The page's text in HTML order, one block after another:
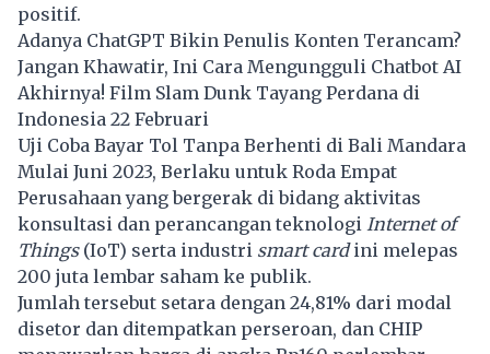
positif.
Adanya ChatGPT Bikin Penulis Konten Terancam?
Jangan Khawatir, Ini Cara Mengungguli Chatbot AI
Akhirnya! Film Slam Dunk Tayang Perdana di
Indonesia 22 Februari
Uji Coba Bayar Tol Tanpa Berhenti di Bali Mandara
Mulai Juni 2023, Berlaku untuk Roda Empat
Perusahaan yang bergerak di bidang aktivitas
konsultasi dan perancangan teknologi Internet of
Things(IoT) serta industri smart cardini melepas
200 juta lembar saham ke publik.
Jumlah tersebut setara dengan 24,81% dari modal
disetor dan ditempatkan perseroan, dan CHIP